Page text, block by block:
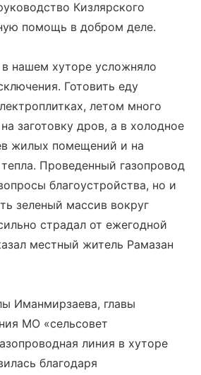
Кизлярского
помощь в добром деле.
в нашем хуторе усложняло
Готовить еду
летом много
заготовку дров, а в холодное
жилых помещений и на
Проведенный газопровод
благоустройства, но и
зеленый массив вокруг
страдал от ежегодной
местный житель Рамазан
Иманмирзаева, главы
МО «сельсовет
линия в хуторе
благодаря